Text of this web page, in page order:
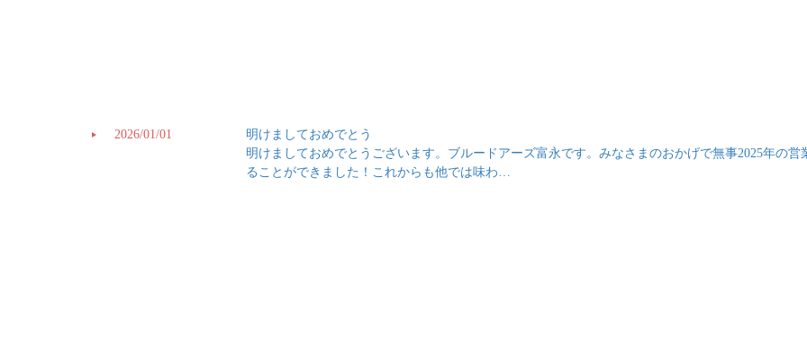
2026/01/01
明けましておめでとう
明けましておめでとうございます。ブルードアーズ富永です。みなさまのおかげで無事2025年の営
ることができました！これからも他では味わ…